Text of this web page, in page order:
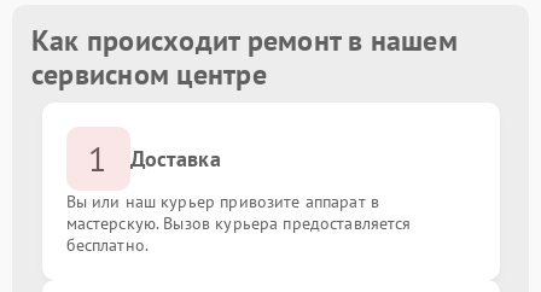
Как происходит ремонт в нашем
сервисном центре
1 Доставка
Вы или наш курьер привозите аппарат в
мастерскую. Вызов курьера предоставляется
бесплатно.